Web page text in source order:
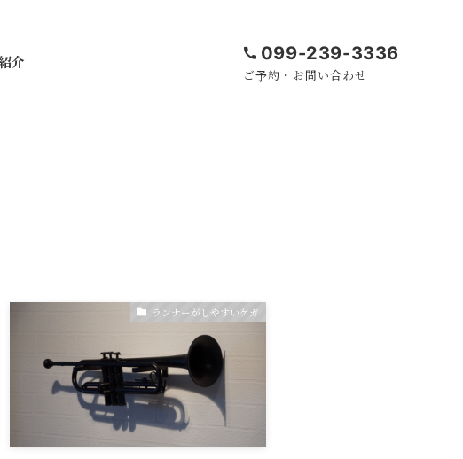
介 099-239-3336
ご予約・お問い合わせ
ランナーがしやすいケガ